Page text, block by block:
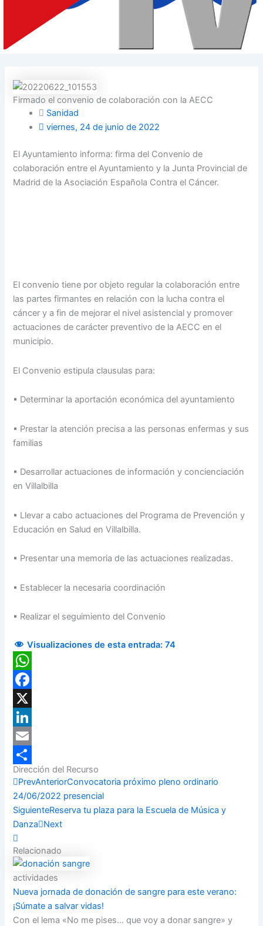
Firmado el convenio de colaboración con la AECC
Sanidad
viernes, 24 de junio de 2022
El Ayuntamiento informa: firma del Convenio de
colaboración entre el Ayuntamiento y la Junta Provincial de
Madrid de la Asociación Española Contra el Cáncer.
El convenio tiene por objeto regular la colaboración entre
las partes firmantes en relación con la lucha contra el
cáncer y a fin de mejorar el nivel asistencial y promover
actuaciones de carácter preventivo de la AECC en el
municipio.
El Convenio estipula clausulas para:
▪ Determinar la aportación económica del ayuntamiento
▪ Prestar la atención precisa a las personas enfermas y sus
familias
▪ Desarrollar actuaciones de información y concienciación
en Villalbilla
▪ Llevar a cabo actuaciones del Programa de Prevención y
Educación en Salud en Villalbilla.
▪ Presentar una memoria de las actuaciones realizadas.
▪ Establecer la necesaria coordinación
▪ Realizar el seguimiento del Convenio
Visualizaciones de esta entrada: 74
WhatsApp
Facebook
X
LinkedIn
Email
Compartir
Dirección del Recurso
PrevAnteriorConvocatoria próximo pleno ordinario
24/06/2022 presencial
SiguienteReserva tu plaza para la Escuela de Música y
Danza
Next
Relacionado
actividades
Nueva jornada de donación de sangre para este verano:
¡Súmate a salvar vidas!
Con el lema «No me pises… que voy a donar sangre» y